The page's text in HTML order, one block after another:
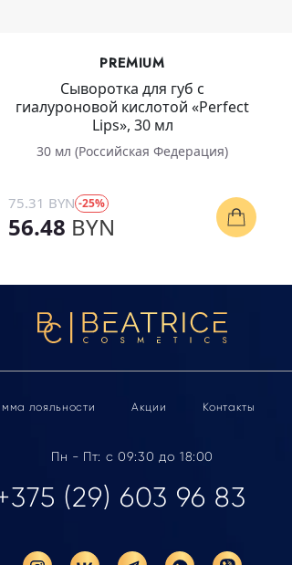
PREMIUM
Сыворотка для губ с
гиалуроновой кислотой «Perfect
Lips», 30 мл
30 мл (Российская Федерация)
75.31 BYN -25%
56.48 BYN
лояльности Акции Контакты
Пн - Пт: с 09:30 до 18:00
(29) 603 96 83